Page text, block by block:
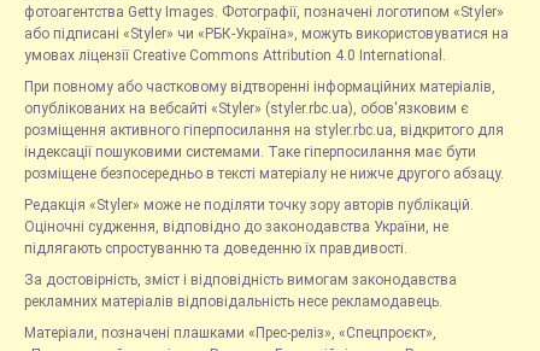
фотоагентства Getty Images. Фотографії, позначені логотипом «Styler»
або підписані «Styler» чи «РБК-Україна», можуть використовуватися на
умовах ліцензії Creative Commons Attribution 4.0 International.
При повному або частковому відтворенні інформаційних матеріалів,
опублікованих на вебсайті «Styler» (styler.rbc.ua), обов'язковим є
розміщення активного гіперпосилання на styler.rbc.ua, відкритого для
індексації пошуковими системами. Таке гіперпосилання має бути
розміщене безпосередньо в тексті матеріалу не нижче другого абзацу.
Редакція «Styler» може не поділяти точку зору авторів публікацій.
Оціночні судження, відповідно до законодавства України, не
підлягають спростуванню та доведенню їх правдивості.
За достовірність, зміст і відповідність вимогам законодавства
рекламних матеріалів відповідальність несе рекламодавець.
Матеріали, позначені плашками «Прес-реліз», «Спецпроєкт»,